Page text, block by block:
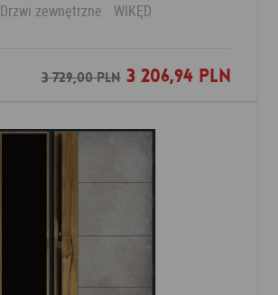
Drzwi zewnętrzne WIKĘD
3 729,00 PLN3 206,94 PLN
Dodaj do ulubionych